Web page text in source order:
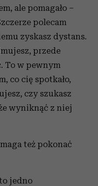
ale pomagało –
polecam
zyskasz dystans.
przede
To w pewnym
co cię spotkało,
czy szukasz
wyniknąć z niej
też pokonać
jedno